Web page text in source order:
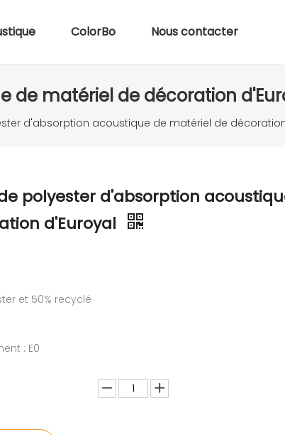
ColorBo Nous contacter
de matériel de décoration
d'absorption acoustique de matériel de
polyester d'absorption
d'Euroyal
et 50% recyclé
: E0